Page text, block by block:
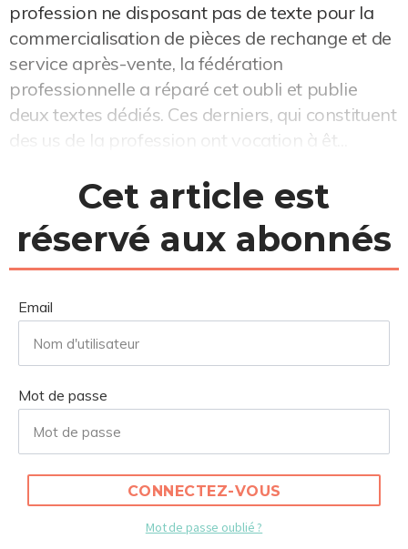
profession ne disposant pas de texte pour la
commercialisation de pièces de rechange et de
service après-vente, la fédération
professionnelle a réparé cet oubli et publie
deux textes dédiés. Ces derniers, qui constituent
des us de la profession ont vocation à êt...
Cet article est
réservé aux abonnés
Email
Mot de passe
CONNECTEZ-VOUS
Mot de passe oublié ?